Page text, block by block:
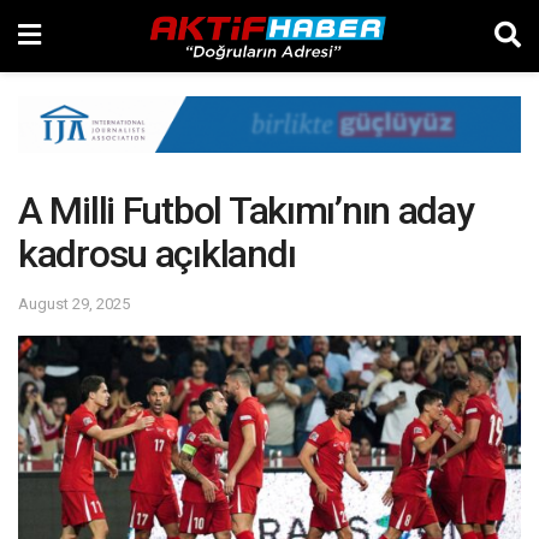
A Milli Futbol Takımı’nın aday
kadrosu açıklandı
August 29, 2025